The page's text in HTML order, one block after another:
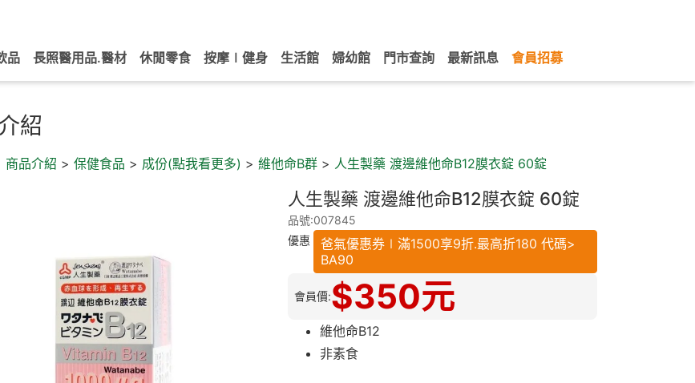
品 長照醫用品.醫材 休閒零食 按摩∣健身 生活館 婦幼館 門市查詢 最新訊息 會員招募
紹
商品介紹 > 保健食品 > 成份(點我看更多) > 維他命B群 > 人生製藥 渡邊維他命B12膜衣錠 60錠
人生製藥 渡邊維他命B12膜衣錠 60錠
品號:007845
會員價:$350元
優惠
爸氣優惠券∣滿1500享9折.最高折180 代碼>
BA90
維他命B12
非素食